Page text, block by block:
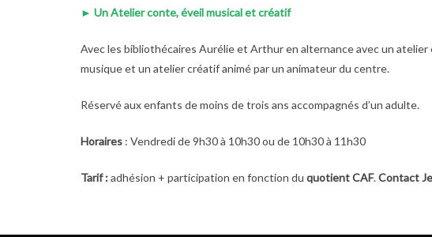
► Un Atelier conte, éveil musical et créatif
Avec les bibliothécaires Aurélie et Arthur en alternance avec un atelier
musique et un atelier créatif animé par un animateur du centre.
Réservé aux enfants de moins de trois ans accompagnés d’un adulte.
Horaires : Vendredi de 9h30 à 10h30 ou de 10h30 à 11h30
Tarif :adhésion + participation en fonction du quotient CAF.Contact